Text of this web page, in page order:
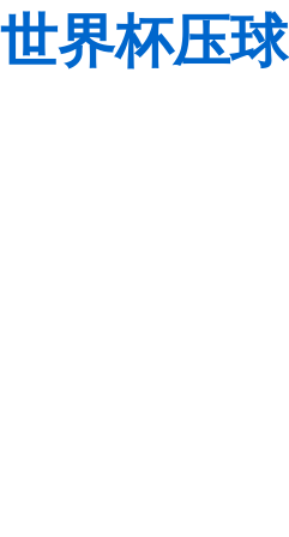
世界杯压球